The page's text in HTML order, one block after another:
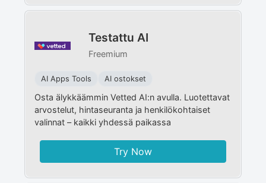
Testattu AI
Freemium
AI Apps Tools AI ostokset
Osta älykkäämmin Vetted AI:n avulla. Luotettavat
arvostelut, hintaseuranta ja henkilökohtaiset
valinnat – kaikki yhdessä paikassa
Try Now